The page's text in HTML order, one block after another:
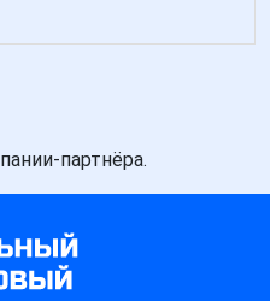
партнёра.